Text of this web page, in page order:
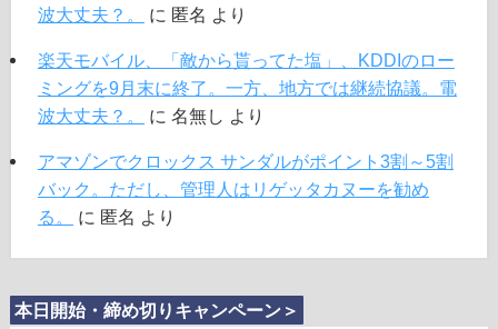
波大丈夫？。
に 匿名 より
楽天モバイル、「敵から貰ってた塩」、KDDIのロー
ミングを9月末に終了。一方、地方では継続協議。電
波大丈夫？。
に 名無し より
アマゾンでクロックス サンダルがポイント3割～5割
バック。ただし、管理人はリゲッタカヌーを勧め
る。
に 匿名 より
本日開始・締め切りキャンペーン＞